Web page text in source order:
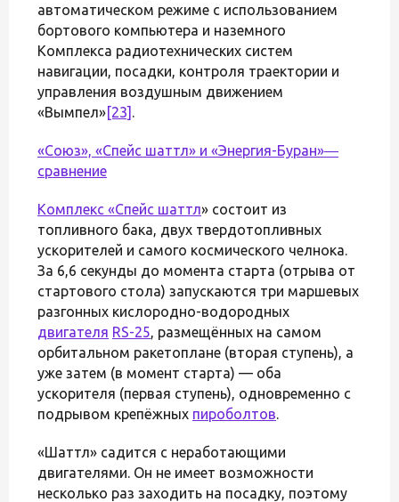
автоматическом режиме с использованием
бортового компьютера и наземного
Комплекса радиотехнических систем
навигации, посадки, контроля траектории и
управления воздушным движением
«Вымпел»[23] .
«Союз», «Спейс шаттл» и «Энергия-Буран»―
сравнение
Комплекс «Спейс шаттл» состоит из
топливного бака, двух твердотопливных
ускорителей и самого космического челнока.
За 6,6 секунды до момента старта (отрыва от
стартового стола) запускаются три маршевых
разгонных кислородно-водородных
двигателя RS-25, размещённых на самом
орбитальном ракетоплане (вторая ступень), а
уже затем (в момент старта) — оба
ускорителя (первая ступень), одновременно с
подрывом крепёжных пироболтов.
«Шаттл» садится с неработающими
двигателями. Он не имеет возможности
несколько раз заходить на посадку, поэтому